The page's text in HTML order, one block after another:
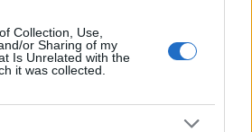
Collection, Use,
or Sharing of my
Is Unrelated with the
it was collected.
in Messico. Nel 2010, i
un altro ragazzo di 14
“El Ponchis” che lavorava
del Sud Pacifico, che
quattro persone.